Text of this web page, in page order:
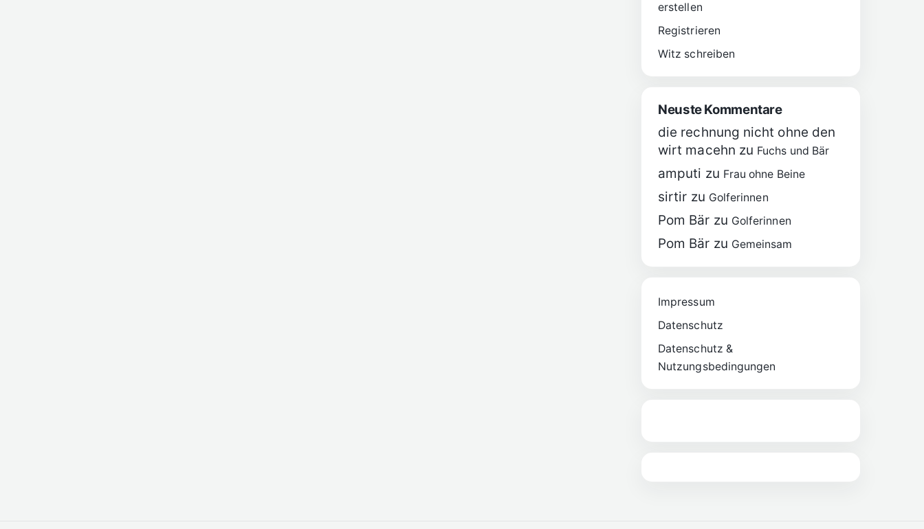
erstellen
Registrieren
Witz schreiben
Neuste Kommentare
die rechnung nicht ohne den
wirt macehn zu Fuchs und Bär
amputi zu Frau ohne Beine
sirtir zu Golferinnen
Pom Bär zu Golferinnen
Pom Bär zu Gemeinsam
Impressum
Datenschutz
Datenschutz &
Nutzungsbedingungen